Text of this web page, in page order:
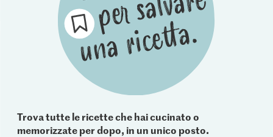
Trova tutte le ricette che hai cucinato o
memorizzate per dopo, in un unico posto.